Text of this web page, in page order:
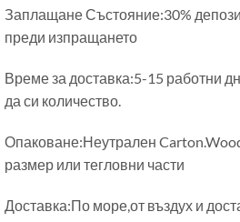
Заплащане Състояние:30%
преди изпращането
Време за доставка:5-15 работни
да си количество.
Опаковане:Неутрален
размер или тегловни части
Доставка:По море,от въздух и